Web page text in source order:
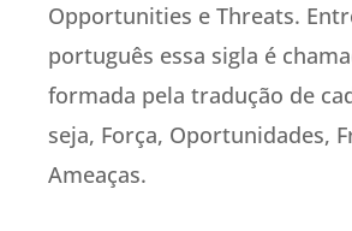
Opportunities e Threats.
português essa sigla é
formada pela tradução de
seja, Força, Oportunidades,
Ameaças.